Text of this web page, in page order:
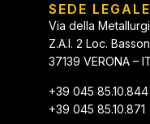
SEDE
Via della
Z.A.I. 2 Loc.
37139 VERONA –
+39 045 85.10.844
+39 045 85.10.871